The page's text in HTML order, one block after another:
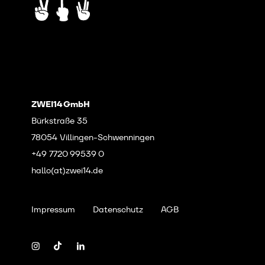
ZWEI14 GmbH
Bürkstraße 35
78054 Villingen-Schwenningen
+49 7720 99539 0
hallo(at)zwei14.de
Impressum Datenschutz AGB